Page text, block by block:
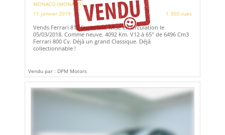
MONACO (MONACO)
11 janvier 2019
1 350 vues
Vends Ferrari 812 Superfast. Mise en circulation le
05/03/2018. Comme neuve. 4092 Km. V12 à 65° de 6496 Cm3
Ferrari 800 Cv. Déjà un grand Classique. Déjà
collectionnable !
Vendu par : DPM Motors